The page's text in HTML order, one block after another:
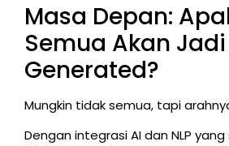
Masa Depan:
Semua Akan
Generated?
Mungkin tidak semua, tapi
Dengan integrasi AI dan NLP